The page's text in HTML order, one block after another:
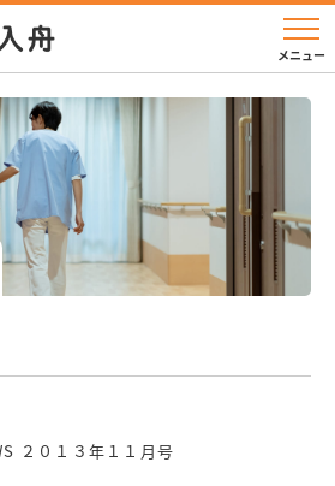
２０１３年１１月号